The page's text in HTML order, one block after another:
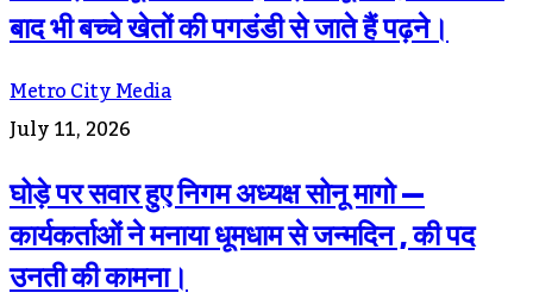
बाद भी बच्चे खेतों की पगडंडी से जाते हैं पढ़ने।
Metro City Media
July 11, 2026
घोड़े पर सवार हुए निगम अध्यक्ष सोनू मागो —
कार्यकर्ताओं ने मनाया धूमधाम से जन्मदिन , की पद
उनती की कामना।